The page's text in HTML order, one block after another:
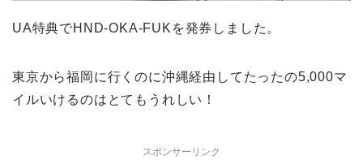
UA特典でHND-OKA-FUKを発券しました。
東京から福岡に行くのに沖縄経由してたったの5,000マ
イルいけるのはとてもうれしい！
スポンサーリンク